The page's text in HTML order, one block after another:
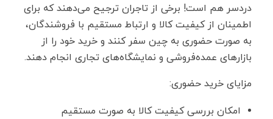
دردسر هم است! برخی از تاجران ترجیح می‌دهند که برای
اطمینان از کیفیت کالا و ارتباط مستقیم با فروشندگان،
به ‌صورت حضوری به چین سفر کنند و خرید خود را از
بازارهای عمده‌فروشی و نمایشگاه‌های تجاری انجام دهند.
مزایای خرید حضوری:
امکان بررسی کیفیت کالا به‌ صورت مستقیم